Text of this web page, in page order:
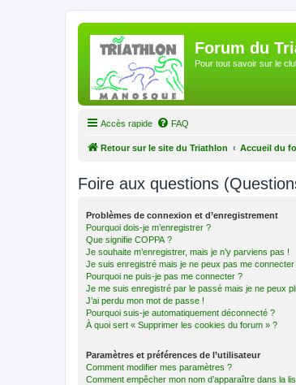
Forum du
Pour tout savoir sur le
Accès rapide FAQ
Retour sur le site du Triathlon Accueil du
Foire aux questions
Problèmes de connexion et d’enregistrement
Pourquoi dois-je m’enregistrer ?
Que signifie COPPA ?
Je souhaite m’enregistrer, mais je n’y parviens pas !
Je suis enregistré mais je ne peux pas me connecter
Pourquoi ne puis-je pas me connecter ?
Je me suis enregistré par le passé mais je ne peux
J’ai perdu mon mot de passe !
Pourquoi suis-je automatiquement déconnecté ?
À quoi sert « Supprimer les cookies du forum » ?
Paramètres et préférences de l’utilisateur
Comment modifier mes paramètres ?
Comment empêcher mon nom d’apparaître dans la